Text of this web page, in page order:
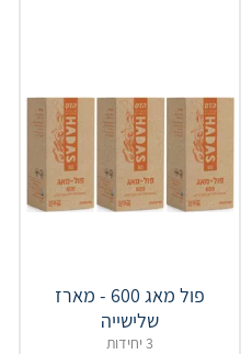
פול מאג 600 - מארז
שלישייה
3 יחידות